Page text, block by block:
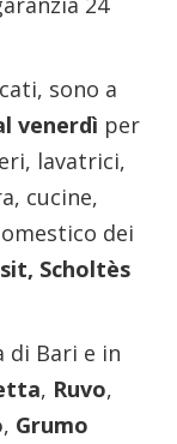
sono a
venerdì per
lavatrici,
cucine,
dei
Scholtès
di Bari e in
, Ruvo,
, Grumo